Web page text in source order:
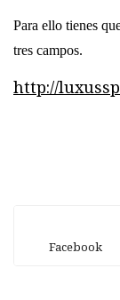
Para ello tienes
tres campos.
http://
Facebook